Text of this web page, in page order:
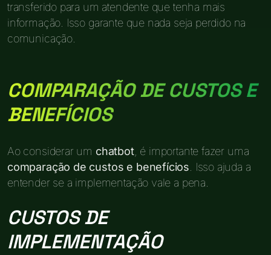
transferido para um atendente que tenha mais
informação. Isso garante que nada seja perdido na
comunicação.
COMPARAÇÃO DE CUSTOS E
BENEFÍCIOS
Ao considerar um chatbot, é importante fazer uma
comparação de custos e benefícios . Isso ajuda a
entender se a implementação vale a pena.
CUSTOS DE
IMPLEMENTAÇÃO